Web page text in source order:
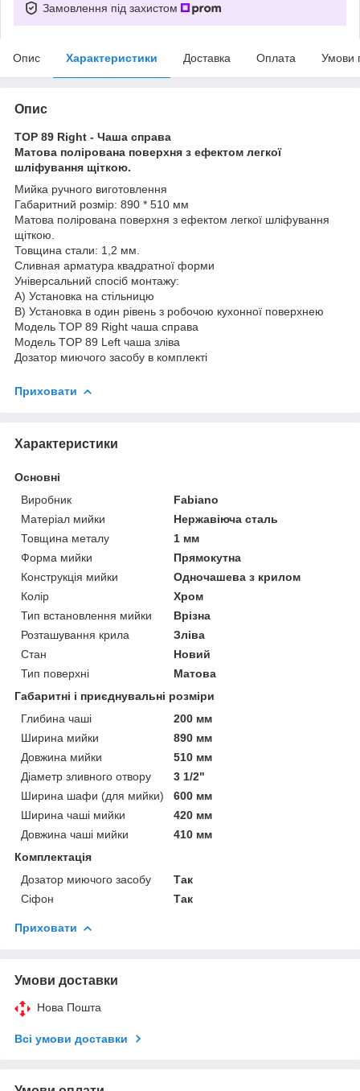
Замовлення під захистом
Опис Характеристики Доставка Оплата Умови
Опис
TOP 89 Right - Чаша справа
Матова полірована поверхня з ефектом легкої
шліфування щіткою.
Мийка ручного виготовлення
Габаритний розмір: 890 * 510 мм
Матова полірована поверхня з ефектом легкої шліфування
щіткою.
Товщина стали: 1,2 мм.
Сливная арматура квадратної форми
Універсальний спосіб монтажу:
А) Установка на стільницю
В) Установка в один рівень з робочою кухонної поверхнею
Модель TOP 89 Right чаша справа
Модель TOP 89 Left чаша зліва
Дозатор миючого засобу в комплекті
Приховати
Характеристики
Основні
Виробник
Fabiano
Матеріал мийки
Нержавіюча сталь
Товщина металу
1 мм
Форма мийки
Прямокутна
Конструкція мийки
Одночашева з крилом
Колір
Хром
Тип встановлення мийки
Врізна
Розташування крила
Зліва
Стан
Новий
Тип поверхні
Матова
Габаритні і приєднувальні розміри
Глибина чаші
200 мм
Ширина мийки
890 мм
Довжина мийки
510 мм
Діаметр зливного отвору
3 1/2"
Ширина шафи (для мийки)
600 мм
Ширина чаші мийки
420 мм
Довжина чаші мийки
410 мм
Комплектація
Дозатор миючого засобу
Так
Сіфон
Так
Приховати
Умови доставки
Нова Пошта
Всі умови доставки